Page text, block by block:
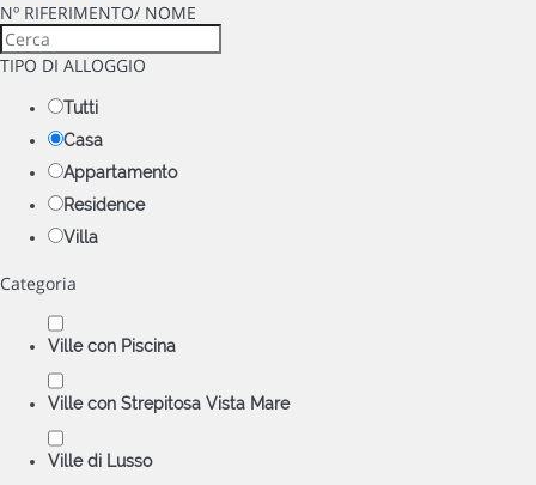
Nº RIFERIMENTO/ NOME
TIPO DI ALLOGGIO
Tutti
Casa
Appartamento
Residence
Villa
Categoria
Ville con Piscina
Ville con Strepitosa Vista Mare
Ville di Lusso